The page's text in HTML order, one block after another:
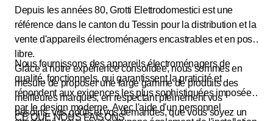
Depuis les années 80, Grotti Elettrodomestici est une
référence dans le canton du Tessin pour la distribution et la
vente d'appareils électroménagers encastrables et en pose
libre.
Grâce à notre expérience consolidée, nous sommes en
mesure de proposer une large gamme de produits des
meilleures marques, en respectant pleinement vos
besoins, vos goûts et vos demandes, que vous soyez un
Nous fournissons des appareils électroménagers de
qualité, fonctionnels, qui garantissent la praticité et
répondent aux exigences les plus sophistiquées imposées
par le design moderne. Avec l'aide d'un personnel
CE QUE NOUS FAISONS